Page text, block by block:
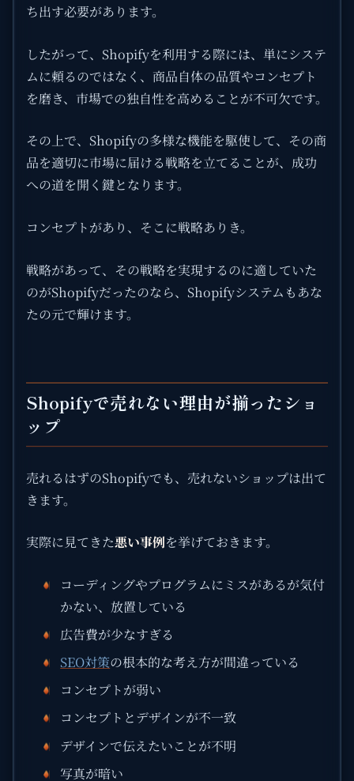
ち出す必要があります。
したがって、Shopifyを利用する際には、単にシステ
ムに頼るのではなく、商品自体の品質やコンセプト
を磨き、市場での独自性を高めることが不可欠です。
その上で、Shopifyの多様な機能を駆使して、その商
品を適切に市場に届ける戦略を立てることが、成功
への道を開く鍵となります。
コンセプトがあり、そこに戦略ありき。
戦略があって、その戦略を実現するのに適していた
のがShopifyだったのなら、Shopifyシステムもあな
たの元で輝けます。
Shopifyで売れない理由が揃ったショ
ップ
売れるはずのShopifyでも、売れないショップは出て
きます。
実際に見てきた悪い事例を挙げておきます。
コーディングやプログラムにミスがあるが気付
かない、放置している
広告費が少なすぎる
SEO対策の根本的な考え方が間違っている
コンセプトが弱い
コンセプトとデザインが不一致
デザインで伝えたいことが不明
写真が暗い